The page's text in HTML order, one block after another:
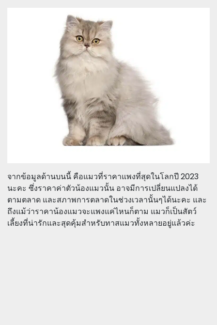
จากข้อมูลด้านบนนี้ คือแมวที่ราคาแพงที่สุดในโลกปี 2023
นะคะ ซึ่งราคาค่าตัวน้องแมวนั้น อาจมีการเปลี่ยนแปลงได้
ตามตลาด และสภาพการตลาดในช่วงเวลานั้นๆได้นะคะ และ
ถึงแม้ว่าราคาน้องแมวจะแพงแค่ไหนก็ตาม แมวก็เป็นสัตว์
เลี้ยงที่น่ารักและสุดคุ้มสำหรับทาสแมวทั้งหลายอยู่แล้วค่ะ